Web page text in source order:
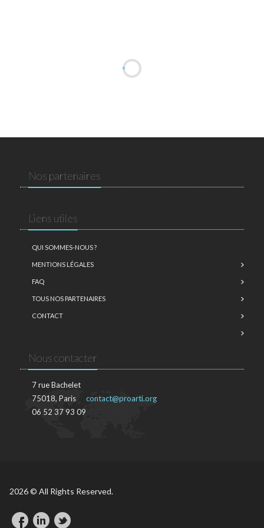
Nos partenaires
Liens utiles
QUI SOMMES-NOUS ?
MENTIONS LÉGALES
FAQ
TOUS NOS PARTENAIRES
CONTACT
Nous contacter
7 rue Bachelet
75018, Paris
06 52 37 93 09
contact@proarti.org
2026 © All Rights Reserved.